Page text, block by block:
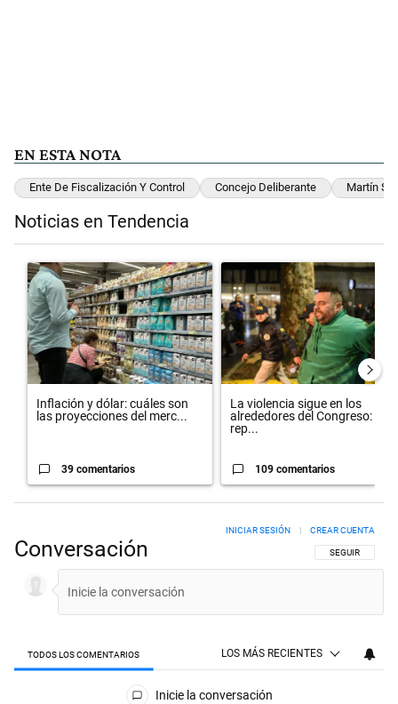
EN ESTA NOTA
Ente De Fiscalización Y Control Concejo Deliberante Martín
Noticias en Tendencia
Un artículo de tendencia con el título "Inflación y dólar: cuáles son
Inflación y dólar: cuáles son
las proyecciones del merc...
39 comentarios
Un artículo de tendencia con el
La violencia sigue en los
alrededores del Congreso:
rep...
109 comentarios
Conversación SIGA ESTA
SEGUIR
INICIAR SESIÓN | CREAR CUENTA
TODOS LOS COMENTARIOS LOS MÁS RECIENTES
Todos los comentarios
Inicie la conversación